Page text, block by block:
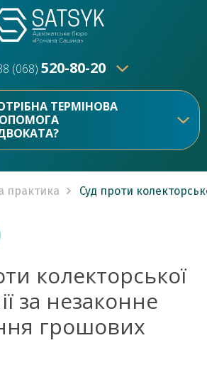
(068) 520-80-20
520-80-20
ТЕРМІНОВА
практика Суд проти
колекторської
за незаконне
грошових